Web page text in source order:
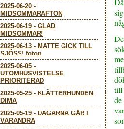
2025-06-20 -
MIDSOMMARAFTON
2025-06-19 - GLAD
MIDSOMMAR!
2025-06-13 - MATTE GICK TILL
SJÖSS! foton
2025-06-05 -
UTOMHUSVISTELSE
PRIORITERAD
2025-05-25 - KLÄTTERHUNDEN
DIMA
2025-05-19 - DAGARNA GÅR I
VARANDRA
till
de